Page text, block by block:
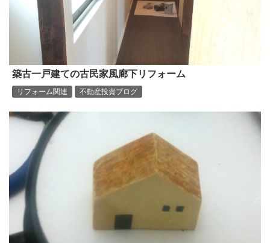
築古一戸建ての古民家風廊下リフォーム
リフォーム関連 不動産投資ブログ